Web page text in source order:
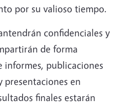
por su valioso tiempo.
confidenciales y
de forma
informes, publicaciones
presentaciones en
finales estarán